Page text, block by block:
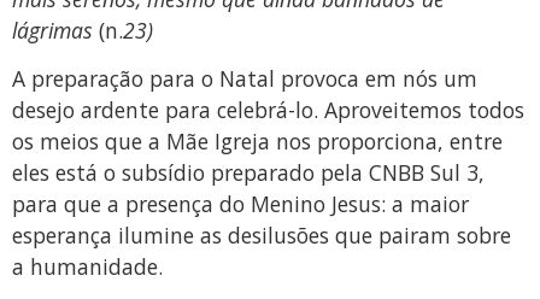
lágrimas (n.23)
A preparação para o Natal provoca em nós um
desejo ardente para celebrá-lo. Aproveitemos todos
os meios que a Mãe Igreja nos proporciona, entre
eles está o subsídio preparado pela CNBB Sul 3,
para que a presença do Menino Jesus: a maior
esperança ilumine as desilusões que pairam sobre
a humanidade.